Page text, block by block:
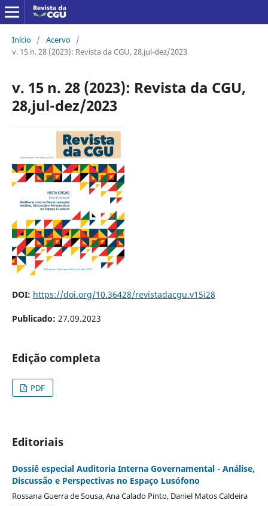
Início / Acervo /
v. 15 n. 28 (2023): Revista da CGU, 28,jul-dez/2023
v. 15 n. 28 (2023): Revista da CGU,
28,jul-dez/2023
DOI: https://doi.org/10.36428/revistadacgu.v15i28
Publicado: 27.09.2023
Edição completa
PDF
Editoriais
Dossiê especial Auditoria Interna Governamental - Análise,
Discussão e Perspectivas no Espaço Lusófono
Rossana Guerra de Sousa, Ana Calado Pinto, Daniel Matos Caldeira